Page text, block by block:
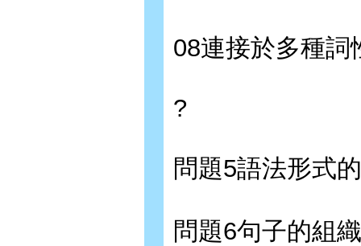
08連接於多種詞
?
問題5語法形式
問題6句子的組織